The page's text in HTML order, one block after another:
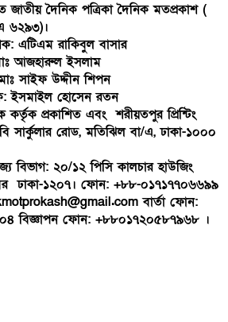
জাতীয় দৈনিক পত্রিকা দৈনিক মতপ্রকাশ (
৬২৯৩)।
এটিএম রাকিবুল বাসার
আজহারুল ইসলাম
সাইফ উদ্দীন শিপন
ইসমাইল হোসেন রতন
প্রকাশিত এবং শরীয়তপুর প্রিন্টিং
সার্কুলার রোড, মতিঝিল বা/এ, ঢাকা-১০০০
বিভাগ: ২০/১২ পিসি কালচার হাউজিং
ঢাকা-১২০৭। ফোন: +৮৮-০১৭১৭৭০৬৬৯৯
বার্তা ফোন:
বিজ্ঞাপন ফোন: +৮৮০১৭২০৫৮৭৯৬৮ ।